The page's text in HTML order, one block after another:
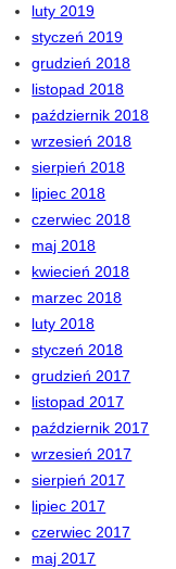
luty 2019
styczeń 2019
grudzień 2018
listopad 2018
październik 2018
wrzesień 2018
sierpień 2018
lipiec 2018
czerwiec 2018
maj 2018
kwiecień 2018
marzec 2018
luty 2018
styczeń 2018
grudzień 2017
listopad 2017
październik 2017
wrzesień 2017
sierpień 2017
lipiec 2017
czerwiec 2017
maj 2017